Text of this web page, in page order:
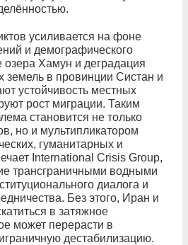
усиливается на фоне
и демографического
Хамун и деградация
земель в провинции Систан и
устойчивость местных
рост миграции. Таким
становится не только
но и мультипликатором
гуманитарных и
International Crisis Group,
трансграничными водными
диалога и
Без этого, Иран и
в затяжное
может перерасти в
дестабилизацию.